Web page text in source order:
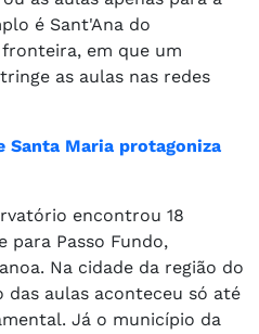
é Sant'Ana do
em que um
as aulas nas redes
Santa Maria protagoniza
encontrou 18
para Passo Fundo,
Na cidade da região do
aulas aconteceu só até
Já o município da